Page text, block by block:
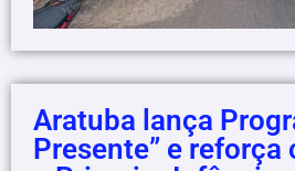
Aratuba lança
Presente” e